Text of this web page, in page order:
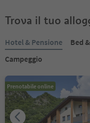
Trova il tuo
Hotel & Pensione Bed
Campeggio
Prenotabile online